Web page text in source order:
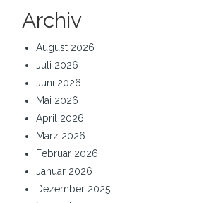
Archiv
August 2026
Juli 2026
Juni 2026
Mai 2026
April 2026
März 2026
Februar 2026
Januar 2026
Dezember 2025